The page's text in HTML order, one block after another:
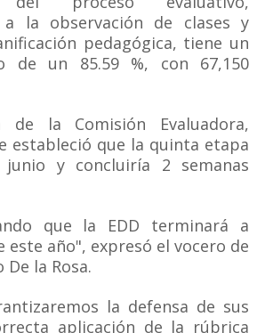
a la observación de clases y
pedagógica, tiene un
de un 85.59 %, con 67,150
de la Comisión Evaluadora,
estableció que la quinta etapa
y concluiría 2 semanas
que la EDD terminará a
este año", expresó el vocero de
De la Rosa.
la defensa de sus
aplicación de la rúbrica